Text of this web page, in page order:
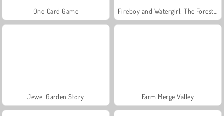
Ono Card Game
Jewel Garden Story Farm Merge Valley